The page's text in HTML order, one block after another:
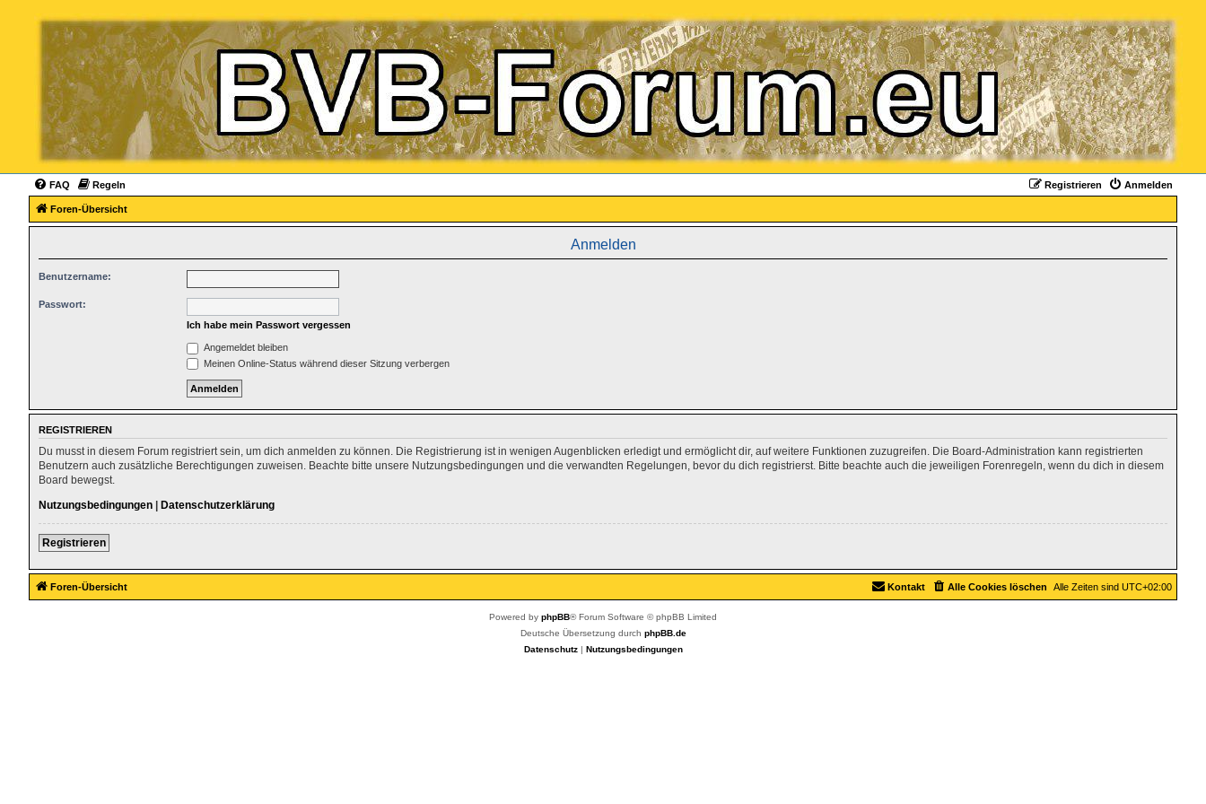
FAQ Regeln Anmelden
Registrieren
Foren-Übersicht
Anmelden
Benutzername:
Passwort:
Ich habe mein Passwort vergessen
Angemeldet bleiben
Meinen Online-Status während dieser Sitzung verbergen
REGISTRIEREN
Du musst in diesem Forum registriert sein, um dich anmelden zu können. Die Registrierung ist in wenigen Augenblicken erledigt und ermöglicht dir, auf weitere Funktionen zuzugreifen. Die Board-Administration kann registrierten
Benutzern auch zusätzliche Berechtigungen zuweisen. Beachte bitte unsere Nutzungsbedingungen und die verwandten Regelungen, bevor du dich registrierst. Bitte beachte auch die jeweiligen Forenregeln, wenn du dich in diesem
Board bewegst.
Nutzungsbedingungen | Datenschutzerklärung
Registrieren
Foren-Übersicht Alle Zeiten sind UTC+02:00
Alle Cookies löschen
Kontakt
Powered by phpBB® Forum Software © phpBB Limited
Deutsche Übersetzung durch phpBB.de
Datenschutz| Nutzungsbedingungen